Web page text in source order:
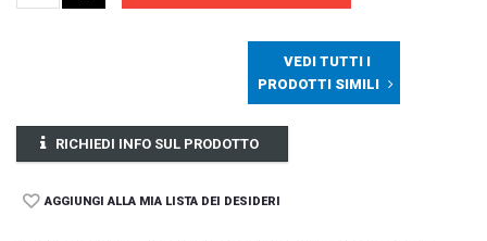
VEDI TUTTI I
PRODOTTI SIMILI
RICHIEDI INFO SUL PRODOTTO
AGGIUNGI ALLA MIA LISTA DEI DESIDERI